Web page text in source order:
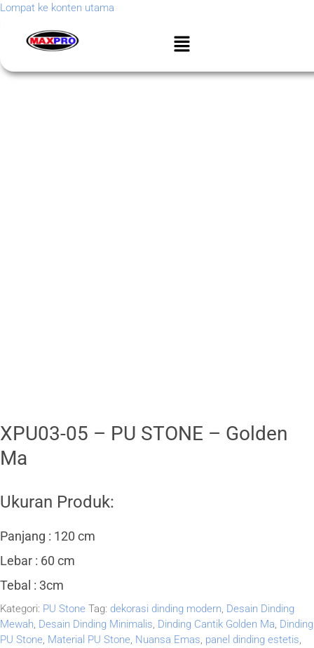
Lompat ke konten utama
XPU03-05 – PU STONE – Golden
Ma
Ukuran Produk:
Panjang : 120 cm
Lebar : 60 cm
Tebal : 3cm
Kategori: PU Stone Tag: dekorasi dinding modern, Desain Dinding
Mewah, Desain Dinding Minimalis, Dinding Cantik Golden Ma, Dinding
PU Stone, Material PU Stone, Nuansa Emas, panel dinding estetis,